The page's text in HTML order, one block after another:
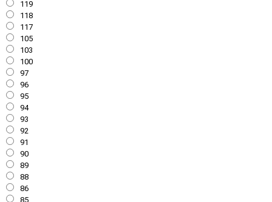
119
118
117
105
103
100
97
96
95
94
93
92
91
90
89
88
86
85